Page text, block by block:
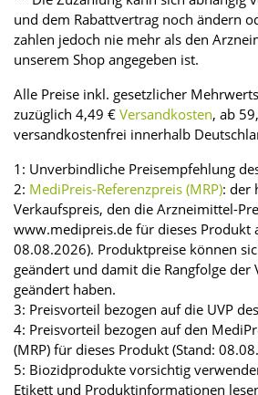
und dem Rabattvertrag noch ändern
zahlen jedoch nie mehr als den
unserem Shop angegeben ist.
Alle Preise inkl. gesetzlicher
zuzüglich 4,49 € Versandkosten, ab
versandkostenfrei innerhalb
1: Unverbindliche Preisempfehlung
2: MediPreis-Referenzpreis (MRP): der
Verkaufspreis, den die Arzneimittel-
www.medipreis.de für dieses Produkt
08.08.2026). Produktpreise können
geändert und damit die Rangfolge der
geändert haben.
3: Preisvorteil bezogen auf die UVP
4: Preisvorteil bezogen auf den
(MRP) für dieses Produkt (Stand:
5: Biozidprodukte vorsichtig
Etikett und Produktinformationen